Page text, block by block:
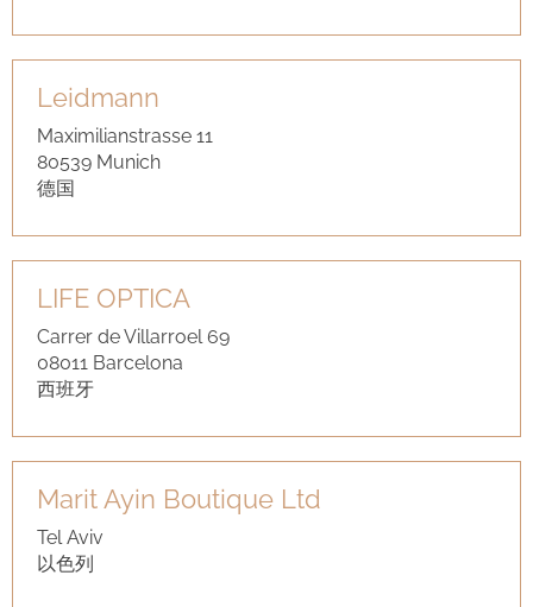
Leidmann
Maximilianstrasse 11
80539 Munich
德国
LIFE OPTICA
Carrer de Villarroel 69
08011 Barcelona
西班牙
Marit Ayin Boutique Ltd
Tel Aviv
以色列